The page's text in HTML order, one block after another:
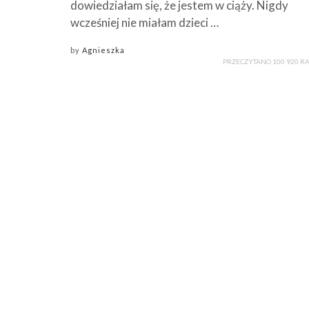
dowiedziałam się, że jestem w ciąży. Nigdy
wcześniej nie miałam dzieci …
by Agnieszka
PRZECZYTANO 100 920